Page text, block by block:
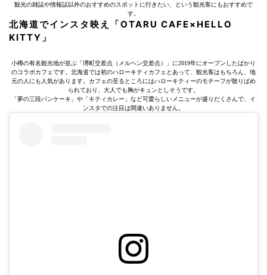
観光の雑誌や情報誌以外のおすすめのスポットに行きたい、という観光客にもおすすめで
す。
北海道でインスタ映え「OTARU CAFE×HELLO
KITTY」
小樽の有名観光地が並ぶ「堺町交差点（メルヘン交差点）」に2019年にオープンしたばかり
のコラボカフェです。北海道では初のハローキティカフェとあって、観光客はもちろん、地
元の人にも人気があります。カフェの至るところにはハローキティーのモチーフが散りばめ
られており、大人でも胸がキュンとしそうです。
「夢の三段パンケーキ」や「キティカレー」など可愛らしいメニューが盛りだくさんで、イ
ンスタでの注目は間違いありません。